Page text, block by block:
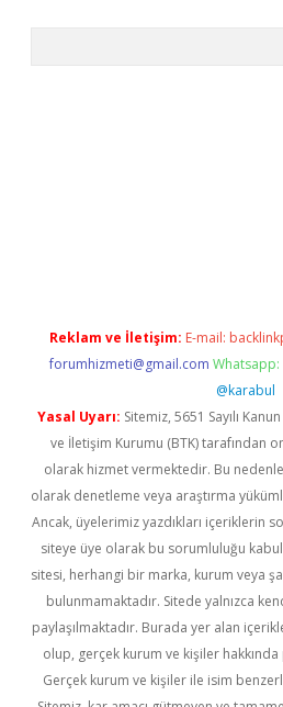
Reklam ve İletişim: E-mail:
forumhizmeti@gmail.com Whatsapp:
@karabul
Yasal Uyarı: Sitemiz, 5651 Sayılı
ve İletişim Kurumu (BTK) tarafından
olarak hizmet vermektedir. Bu
olarak denetleme veya araştırma
Ancak, üyelerimiz yazdıkları içeriklerin
siteye üye olarak bu sorumluluğu
sitesi, herhangi bir marka, kurum veya
bulunmamaktadır. Sitede yalnızca
paylaşılmaktadır. Burada yer alan
olup, gerçek kurum ve kişiler hakkında
Gerçek kurum ve kişiler ile isim